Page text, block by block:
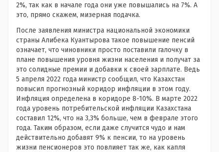
2%, так как в начале года они уже повышались на 7%. А
это, прямо скажем, мизерная подачка.
После заявления министра национальной экономики
страны Алибека Куантырова такое повышение пенсий
означает, что чиновники просто поставили галочку в
плане повышения уровня жизни населения и получат за
это солидные премии и добавки к своей зарплате. Ведь
5 апреля 2022 года министр сообщил, что Казахстан
повысил прогнозный коридор инфляции в этом году.
Инфляция определена в коридоре 8-10%. В марте 2022
года уровень потребительской инфляции Казахстана
составил 12%, что на 3,3% больше, чем в феврале этого
года. Таким образом, если даже случится чудо и нам
действительно добавят 9% к пенсии, то на уровень
жизни пенсионеров это повлияет так же, как капля